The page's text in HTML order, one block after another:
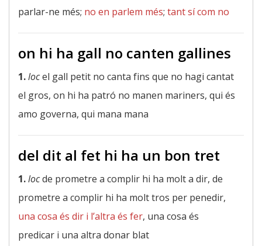
parlar-ne més; no en parlem més; tant sí com no
on hi ha gall no canten gallines
1.locel gall petit no canta fins que no hagi cantat
el gros, on hi ha patró no manen mariners, qui és
amo governa, qui mana mana
del dit al fet hi ha un bon tret
1.locde prometre a complir hi ha molt a dir, de
prometre a complir hi ha molt tros per penedir,
una cosa és dir i l’altra és fer, una cosa és
predicar i una altra donar blat